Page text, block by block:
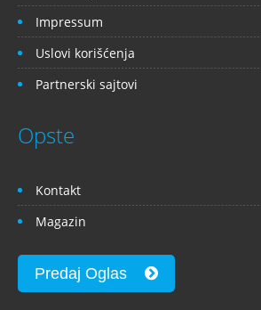
Impressum
Uslovi korišćenja
Partnerski sajtovi
Opste
Kontakt
Magazin
Predaj Oglas